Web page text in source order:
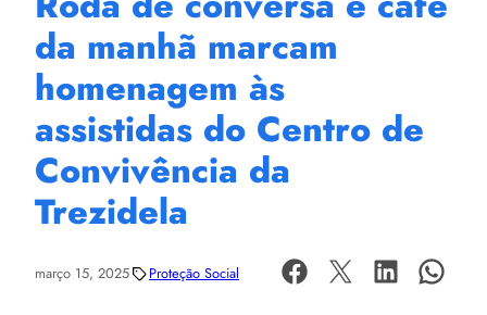
da manhã marcam
homenagem às
assistidas do Centro de
Convivência da
Trezidela
março 15, 2025 Proteção Social